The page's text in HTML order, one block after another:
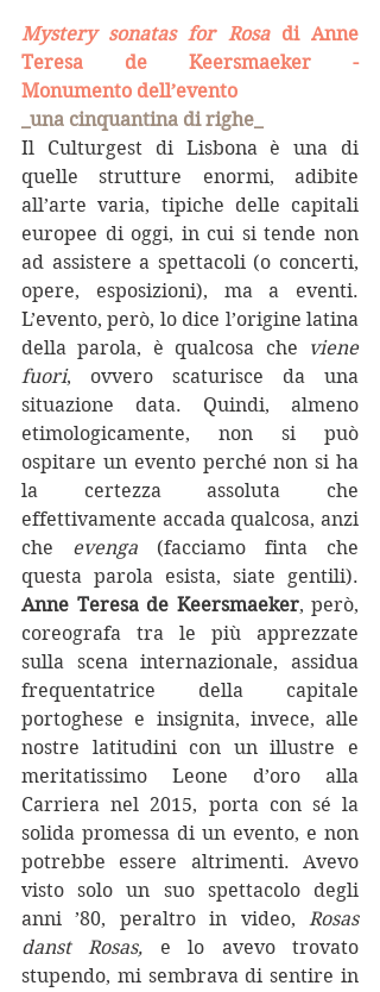
Mystery sonatas for Rosa di Anne
Teresa de Keersmaeker -
Monumento dell’evento
_una cinquantina di righe_
Il Culturgest di Lisbona è una di
quelle strutture enormi, adibite
all’arte varia, tipiche delle capitali
europee di oggi, in cui si tende non
ad assistere a spettacoli (o concerti,
opere, esposizioni), ma a eventi.
L’evento, però, lo dice l’origine latina
della parola, è qualcosa che
viene
fuori, ovvero scaturisce da una
situazione data. Quindi, almeno
etimologicamente, non si può
ospitare un evento perché non si ha
la certezza assoluta che
effettivamente accada qualcosa, anzi
che evenga (facciamo finta che
Anne Teresa de Keersmaeker, però,
coreografa tra le più apprezzate
sulla scena internazionale, assidua
frequentatrice della capitale
portoghese e insignita, invece, alle
nostre latitudini con un illustre e
meritatissimo Leone d’oro alla
Carriera nel 2015, porta con sé la
solida promessa di un evento, e non
potrebbe essere altrimenti. Avevo
visto solo un suo spettacolo degli
anni ’80, peraltro in video, Rosas
danst Rosas, e lo avevo trovato
stupendo, mi sembrava di sentire in